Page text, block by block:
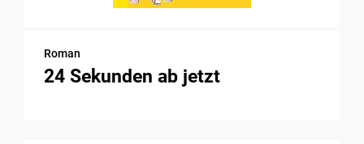
Roman
24 Sekunden ab jetzt